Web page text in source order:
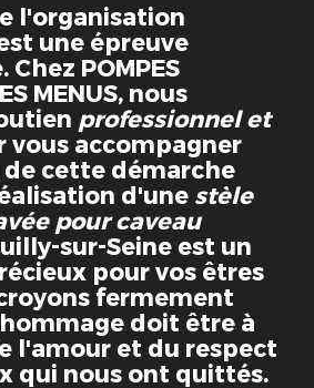
l'organisation
une épreuve
POMPES
MENUS, nous
professionnel et
vous accompagner
cette démarche
d'une stèle
pour caveau
sur-Seine est un
pour vos êtres
fermement
doit être à
l'amour et du respect
qui nous ont quittés.